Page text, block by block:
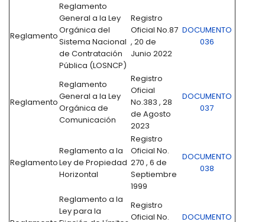
Reglamento
Reglamento
General a la Ley
Orgánica del
Sistema Nacional
de Contratación
Pública (LOSNCP)
Registro
Oficial No.87
, 20 de
Junio 2022
DOCUMENTO
036
Reglamento
Reglamento
General a la Ley
Orgánica de
Comunicación
Registro
Oficial
No.383 , 28
de Agosto
2023
DOCUMENTO
037
Reglamento
Reglamento a la
Ley de Propiedad
Horizontal
Registro
Oficial No.
270 , 6 de
Septiembre
1999
DOCUMENTO
038
Reglamento a la
Ley para la
Registro
Oficial No.
DOCUMENTO